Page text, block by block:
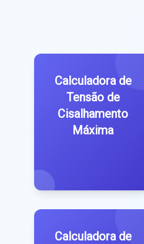
Calculadora de
Tensão de
Cisalhamento
Máxima
Calculadora de